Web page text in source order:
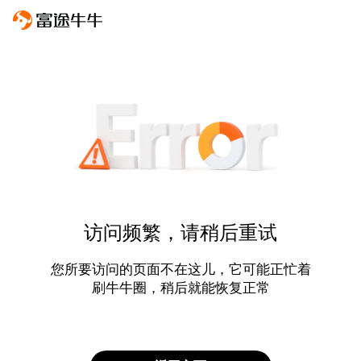
访问频繁，请稍后重试
您所要访问的页面不在这儿，它可能正忙着
刷牛牛圈，稍后就能恢复正常